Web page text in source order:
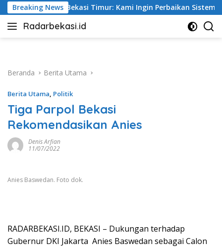
Langsung
ke
konten
Breaking News
Ingin Perbaikan Sistem Keselamatan Lebih Dulu
Radarbekasi.id
Berita
Beranda
Berita Utama
Berita Utama, Politik
Tiga Parpol Bekasi
Rekomendasikan Anies
Denis Arfian
11/07/2022
Anies Baswedan. Foto dok.
RADARBEKASI.ID, BEKASI – Dukungan terhadap
Gubernur DKI Jakarta Anies Baswedan sebagai Calon